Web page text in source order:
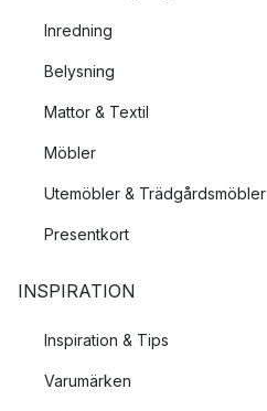
Inredning
Belysning
Mattor & Textil
Möbler
Utemöbler & Trädgårdsmöbler
Presentkort
INSPIRATION
Inspiration & Tips
Varumärken